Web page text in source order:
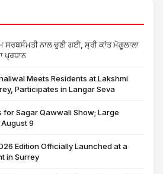
ਸਰਬਸੰਮਤੀ ਨਾਲ ਚੁਣੀ ਗਈ, ਸ੍ਰੀ ਕਾਂਤ ਮੋਗੂਲਾਲਾ
ਪ੍ਰਧਾਨ
Meets Residents at Lakshmi
Participates in Langar Seva
for Sagar Qawwali Show; Large
9
Edition Officially Launched at a
in Surrey